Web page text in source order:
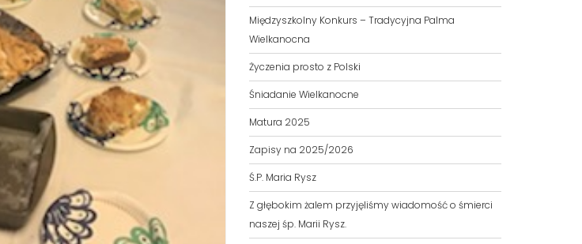
Międzyszkolny Konkurs – Tradycyjna Palma
Wielkanocna
Życzenia prosto z Polski
Śniadanie Wielkanocne
Matura 2025
Zapisy na 2025/2026
Ś.P. Maria Rysz
Z głębokim żalem przyjęliśmy wiadomość o śmierci
naszej śp. Marii Rysz.